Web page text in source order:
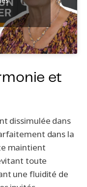
et
dissimulée dans
dans la
maintient
toute
une fluidité de